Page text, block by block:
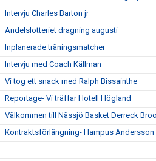
Intervju Charles Barton jr
Andelslotteriet dragning augusti
Inplanerade träningsmatcher
Intervju med Coach Källman
Vi tog ett snack med Ralph Bissainthe
Reportage- Vi träffar Hotell Högland
Välkommen till Nässjö Basket Derreck
Kontraktsförlängning- Hampus Andersson